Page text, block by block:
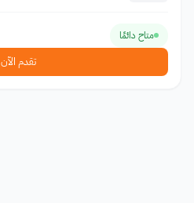
متاح دائمًا
تقدم الآن